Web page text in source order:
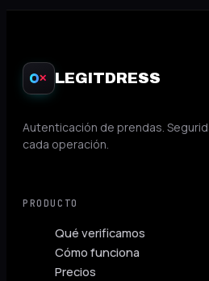
✕ LEGITDRESS
Autenticación de prendas.
cada operación.
PRODUCTO
Qué verificamos
Cómo funciona
Precios